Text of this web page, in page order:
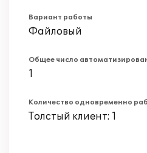
Вариант работы
Файловый
Общее число
1
Количество одновременно
Толстый клиент: 1